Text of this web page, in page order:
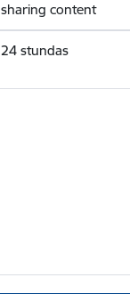
sharing content
24 stundas